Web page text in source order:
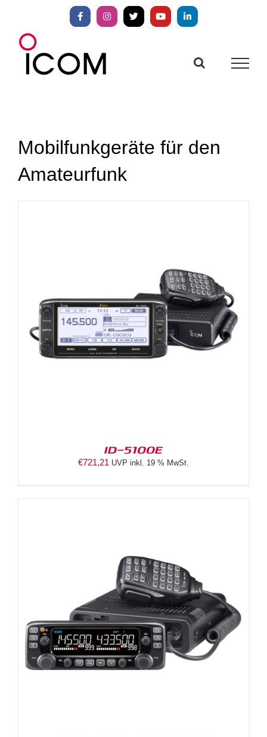
springen
FacebookInstagram
X YouTubeLinkedIn
Mobilfunkgeräte für den
Amateurfunk
ID-5100E
€721,21 UVP inkl. 19 % MwSt.